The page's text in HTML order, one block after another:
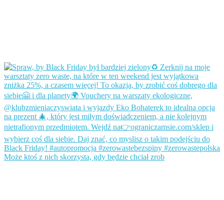
Może ktoś z nich skorzysta, gdy będzie chciał zrob